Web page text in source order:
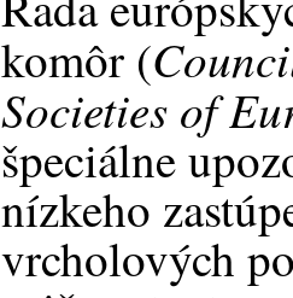
komôr (
Societies of
špeciálne
nízkeho
vrcholových